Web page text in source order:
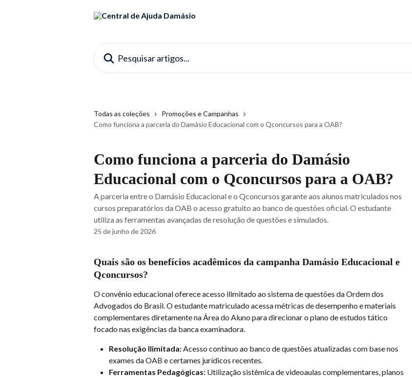
Todas as coleções
Promoções e Campanhas
Como funciona a parceria do Damásio Educacional com o Qconcursos para a OAB?
Como funciona a parceria do Damásio
Educacional com o Qconcursos para a OAB?
A parceria entre o Damásio Educacional e o Qconcursos garante aos alunos matriculados nos
cursos preparatórios da OAB o acesso gratuito ao banco de questões oficial. O estudante
utiliza as ferramentas avançadas de resolução de questões e simulados.
25 de junho de 2026
Quais são os benefícios acadêmicos da campanha Damásio Educacional e
Qconcursos?
O convênio educacional oferece acesso ilimitado ao sistema de questões da Ordem dos
Advogados do Brasil. O estudante matriculado acessa métricas de desempenho e materiais
complementares diretamente na Área do Aluno para direcionar o plano de estudos tático
focado nas exigências da banca examinadora.
Resolução Ilimitada: Acesso contínuo ao banco de questões atualizadas com base nos
exames da OAB e certames jurídicos recentes.
Ferramentas Pedagógicas: Utilização sistêmica de videoaulas complementares, planos